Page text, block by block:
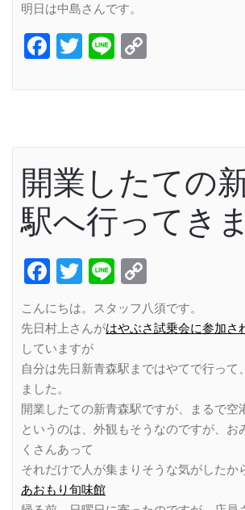
明日は中島さんです。
Facebook
Twitter
Line
開業したての
駅へ行ってき
Facebook
Twitter
Line
Link
こんにちは。スタッフ八須です。
先日村上さんがはやぶさ試乗会に参加さ
していますが
自分は先日新青森駅まではやてで行って
ました。
開業したての新青森駅ですが、まるで空
というのは、外観もそうなのですが、お
くさんあって
それだけで人が集まりそうな気がしたか
あおもり旬味館